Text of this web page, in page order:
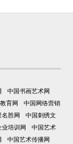
中国书画艺术网
育网
中国网络营销
胜网
中国刺绣文
业培训网
中国艺术
中国艺术传播网